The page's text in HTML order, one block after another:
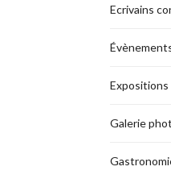
Ecrivains
Expositions
Galerie